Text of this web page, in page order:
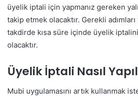
üyelik iptali için yapmanız gereken
takip etmek olacaktır. Gerekli
takdirde kısa süre içinde üyelik
olacaktır.
Üyelik İptali Nasıl
Mubi uygulamasını artık kullanmak